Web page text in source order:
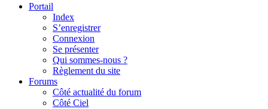
Portail
Index
S’enregistrer
Connexion
Se présenter
Qui sommes-nous ?
Règlement du site
Forums
Côté actualité du forum
Côté Ciel